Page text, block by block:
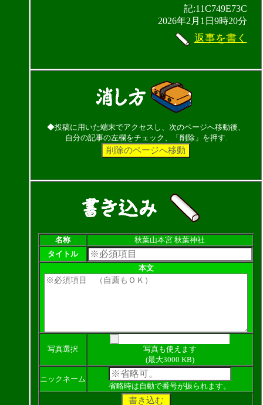
記:11C749E73C
2026年2月1日9時20分
返事を書く
◆投稿に用いた端末でアクセスし、次のページへ移動後、
自分の記事の左欄をチェック、「削除」を押す.
名称
秋葉山本宮 秋葉神社
タイトル
本文
写真選択
写真も使えます
(最大3000 KB)
ニックネーム
省略時は自動で番号が振られます。